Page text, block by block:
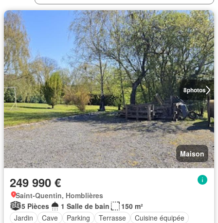
8photos
Maison
249 990 €
Saint-Quentin, Homblières
5 Pièces
1 Salle de bain
150 m²
Jardin
Cave Parking Terrasse Cuisine équipée